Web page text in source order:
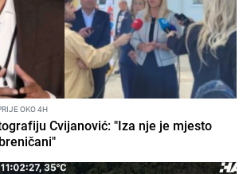
OKO 4H
Cvijanović: "Iza nje je mjesto